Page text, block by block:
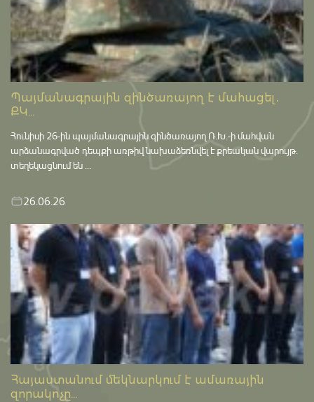
Պայմանագրային զինծառայող է մահացել․
ՔԿ...
Հունիսի 26-ին պայմանագրային զինծառայող Ռ.Խ.-ի մահվան
արձանագրված դեպքի առթիվ նախաձեռնվել է քրեական վարույթ․
տեղեկացնում են ...
26.06.26
Հայաստանում մեկնարկում է ամառային
զորակոչը...